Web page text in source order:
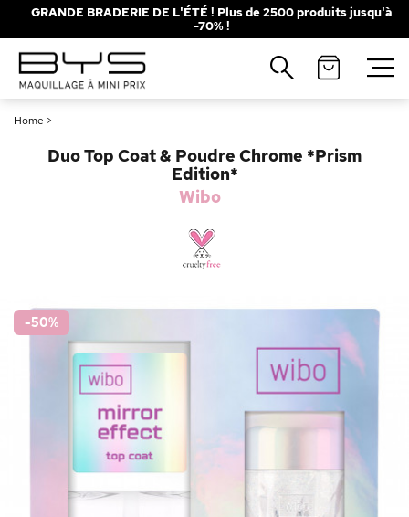
GRANDE BRADERIE DE L'ÉTÉ ! Plus de 2500 produits jusqu'à
-70% !
Home >
Duo Top Coat & Poudre Chrome *Prism
Edition*
Wibo
-50%
Fermer
Recherches populaires
Solaire